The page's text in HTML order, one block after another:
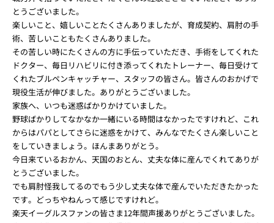
とうございました。
楽しいこと、嬉しいことたくさんありましたが、育成契約、肩肘の手
術、苦しいこともたくさんありました。
その苦しい時にたくさんの方に手伝っていただき、手術をしてくれた
ドクター、毎日リハビリに付き添ってくれたトレーナー、毎日受けて
くれたブルペンキャッチャー、スタッフの皆さん。皆さんのおかげで
現役生活が伸びました。ありがとうございました。
家族へ、いつも迷惑ばかりかけていました。
野球ばかりしてなかなか一緒にいる時間はなかったですけれど、これ
からはパパとしてさらに迷惑をかけて、みんなでたくさん楽しいこと
をしていきましょう。ほんまありがとう。
今日来ているおかん、天国のおとん、丈夫な体に産んでくれてありが
とうございました。
でも肩肘怪我してるのでもう少し丈夫な体で産んでいただきたかった
です。どっちやねんって感じですけれど。
楽天イーグルスファンの皆さま12年間声援ありがとうございました。